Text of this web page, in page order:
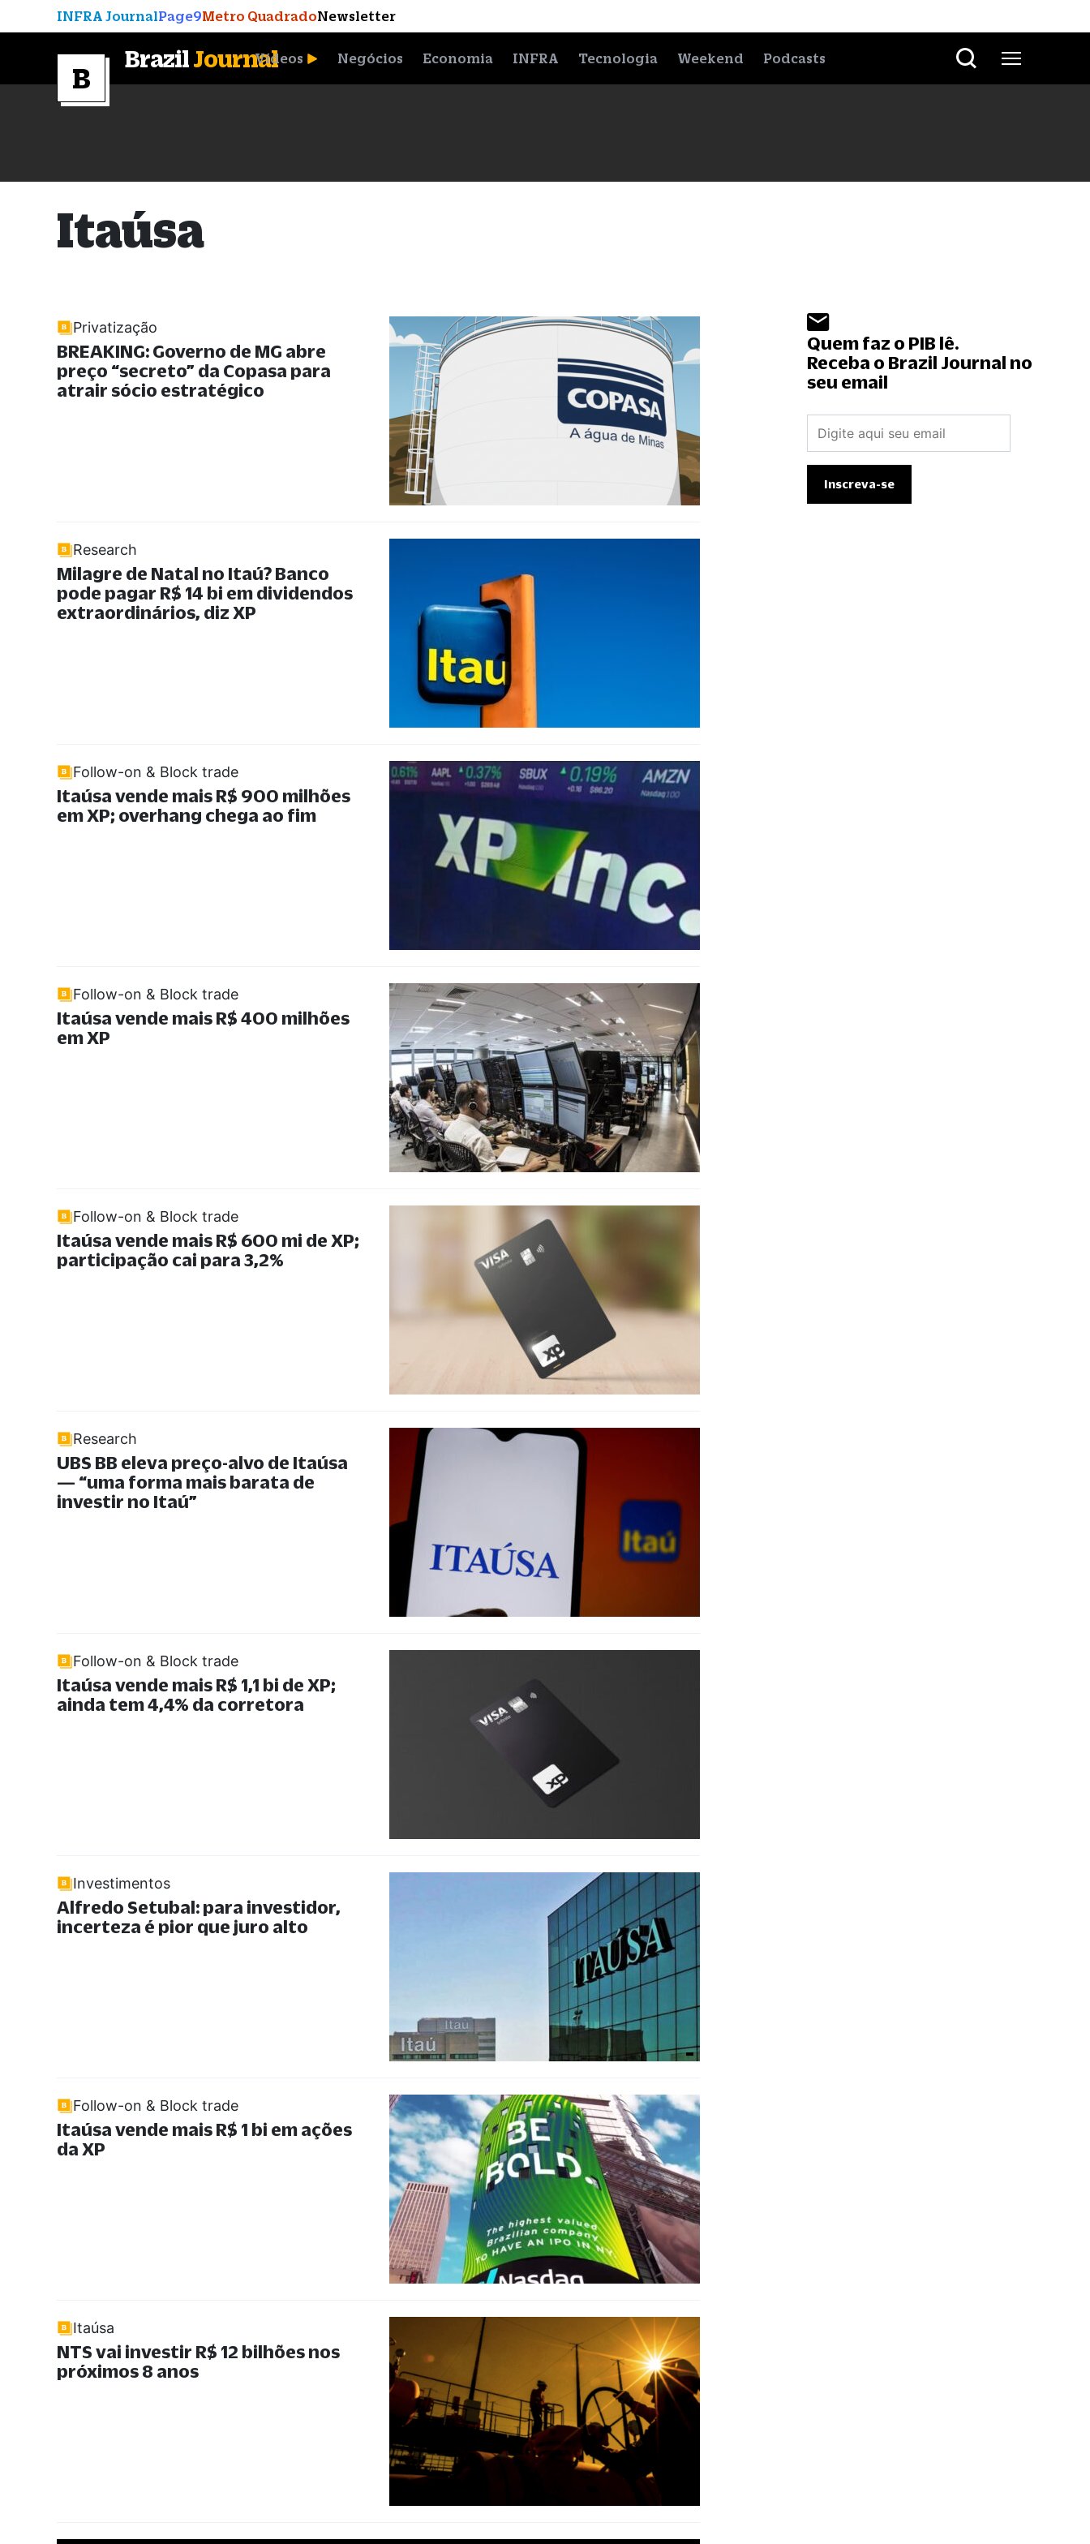
INFRA JournalPage9Metro QuadradoNewsletter
BrazilJournalVídeos Negócios Economia INFRA Tecnologia Weekend Podcasts
Itaúsa
Privatização
BREAKING: Governo de MG abre
preço “secreto” da Copasa para
atrair sócio estratégico
Research
Milagre de Natal no Itaú? Banco
pode pagar R$ 14 bi em dividendos
extraordinários, diz XP
Follow-on & Block trade
Itaúsa vende mais R$ 900 milhões
em XP; overhang chega ao fim
Follow-on & Block trade
Itaúsa vende mais R$ 400 milhões
em XP
Follow-on & Block trade
Itaúsa vende mais R$ 600 mi de XP;
participação cai para 3,2%
Research
UBS BB eleva preço-alvo de Itaúsa
— “uma forma mais barata de
investir no Itaú”
Follow-on & Block trade
Itaúsa vende mais R$ 1,1 bi de XP;
ainda tem 4,4% da corretora
Investimentos
Alfredo Setubal: para investidor,
incerteza é pior que juro alto
Follow-on & Block trade
Itaúsa vende mais R$ 1 bi em ações
da XP
Itaúsa
NTS vai investir R$ 12 bilhões nos
próximos 8 anos
Quem faz o PIB lê.
Receba o Brazil Journal no
seu email